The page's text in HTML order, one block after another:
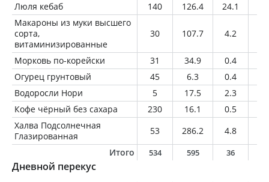
Люля кебаб 140 126.4 24.1
Макароны из муки высшего
сорта,
витаминизированные
30 107.7 4.2
Морковь по-корейски 31 34.9 0.4
Огурец грунтовый
45 6.3 0.4
Водоросли Нори
5 17.5 2.3
Кофе чёрный без сахара
230 16.1 0.5
Халва Подсолнечная
Глазированная
53 286.2 4.8
Итого
534 595 36
Дневной перекус